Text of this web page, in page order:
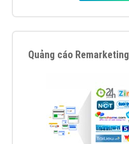
Quảng cáo Remarketing